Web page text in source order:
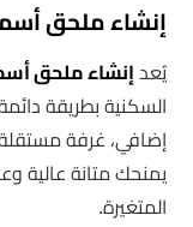
إنشاء ملحق
يُعدإنشاء ملحق
السكنية بطريقة
إضافي، غرفة
يمنحك متانة عالية
المتغيرة.